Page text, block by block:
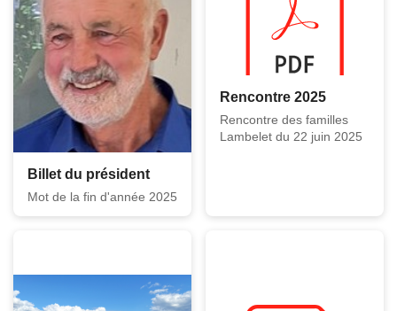
Billet du président
Mot de la fin d'année 2025
Rencontre 2025
Rencontre des familles
Lambelet du 22 juin 2025